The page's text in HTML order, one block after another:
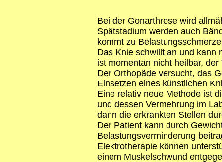
Bei der Gonarthrose wird
Spätstadium werden auch
kommt zu
Das Knie schwillt an und kann
ist momentan nicht heilbar,
Der Orthopäde versucht, das
Einsetzen eines künstlichen
Eine relativ neue Methode ist
und dessen Vermehrung im
dann die erkrankten Stellen
Der Patient kann durch
Belastungsverminderung
Elektrotherapie können
einem Muskelschwund